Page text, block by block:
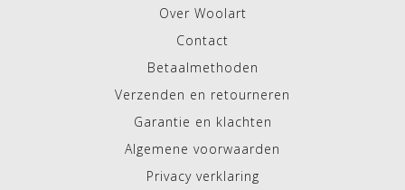
Over Woolart
Contact
Betaalmethoden
Verzenden en retourneren
Garantie en klachten
Algemene voorwaarden
Privacy verklaring